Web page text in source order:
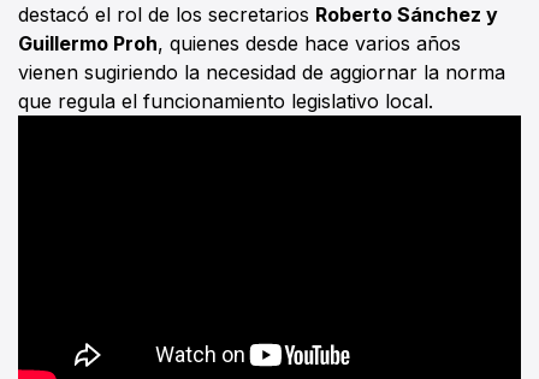
destacó el rol de los secretarios Roberto Sánchez y
Guillermo Proh, quienes desde hace varios años
vienen sugiriendo la necesidad de aggiornar la norma
que regula el funcionamiento legislativo local.